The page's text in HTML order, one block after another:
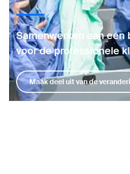
Samenwerken aan
voor de professionele
Maak deel uit van de